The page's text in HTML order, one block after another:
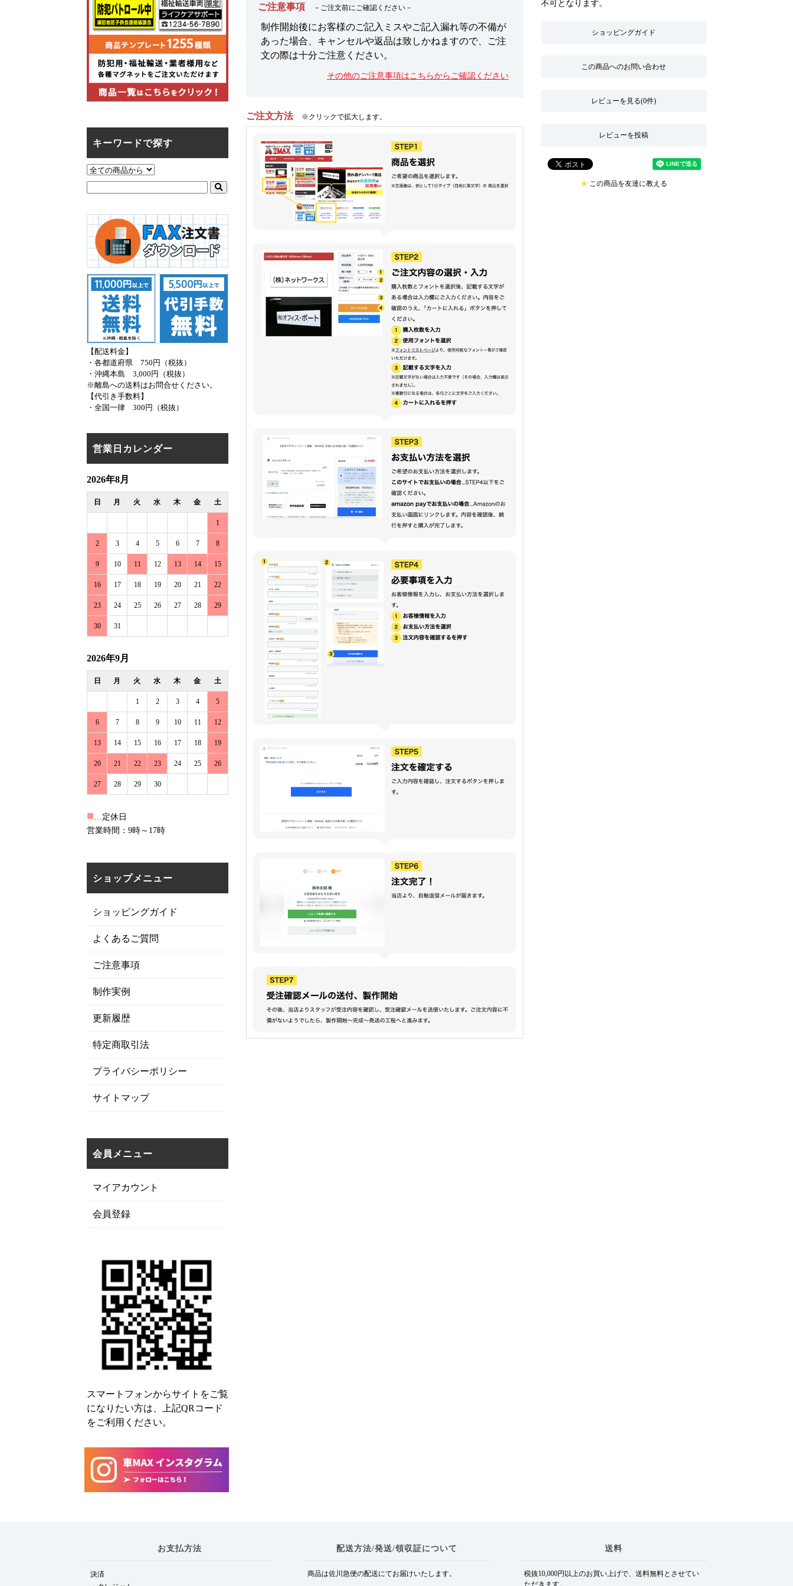
ご注意事項 －ご注文前にご確認ください－
制作開始後にお客様のご記入ミスやご記入漏れ等の不備が
あった場合、キャンセルや返品は致しかねますので、ご注
文の際は十分ご注意ください。
その他のご注意事項はこちらからご確認ください
ご注文方法 ※クリックで拡大します。
不可となります。
ショッピングガイド
この商品へのお問い合わせ
レビューを見る(0件)
レビューを投稿
★ この商品を友達に教える
キーワードで探す
【配送料金】
・各都道府県 750円（税抜）
・沖縄本島 3,000円（税抜）
※離島への送料はお問合せください。
【代引き手数料】
・全国一律 300円（税抜）
営業日カレンダー
2026年8月
日 月 火 水 木 金 土
1
2 3 4 5 6 7 8
9 10 11 12 13 14 15
16 17 18 19 20 21 22
23 24 25 26 27 28 29
30 31
2026年9月
日 月 火 水 木 金 土
1 2 3 4 5
6 7 8 9 10 11 12
13 14 15 16 17 18 19
20 21 22 23 24 25 26
27 28 29 30
■ …定休日
営業時間：9時～17時
ショップメニュー
ショッピングガイド
よくあるご質問
ご注意事項
制作実例
更新履歴
特定商取引法
プライバシーポリシー
サイトマップ
会員メニュー
マイアカウント
会員登録
スマートフォンからサイトをご覧
になりたい方は、上記QRコード
をご利用ください。
お支払方法
決済
配送方法/発送/領収証について
商品は佐川急便の配送にてお届けいたします。
送料
税抜10,000円以上のお買い上げで、送料無料とさせてい